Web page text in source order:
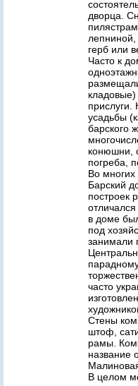
дворца.
герб или
Часто к
прислуги.
усадьбы
барского
конюшни,
погреба,
Во многих
Барский
построек
в доме
под
занимали
часто
Стены
штоф,
рамы.
название
В целом